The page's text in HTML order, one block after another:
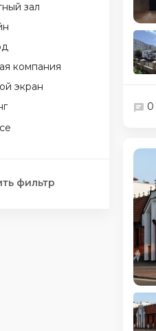
зал
компания
экран
фильтр
0